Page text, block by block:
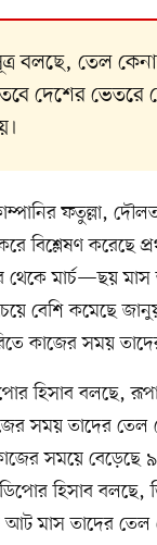
বলছে, তেল
দেশের ভেতরে
ফতুল্লা,
বিশ্লেষণ করেছে
মার্চ—ছয় মাস
বেশি কমেছে
কাজের সময়
হিসাব বলছে,
সময় তাদের তেল
সময়ে বেড়েছে
হিসাব বলছে,
আট মাস তাদের তেল